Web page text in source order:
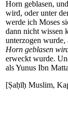
Horn geblasen,
wird, oder unter
werde ich Moses
dann nicht wissen
unterzogen
Horn geblasen
erweckt wurde.
als Yunus Ibn
[Ṣaḥīḥ Muslim,